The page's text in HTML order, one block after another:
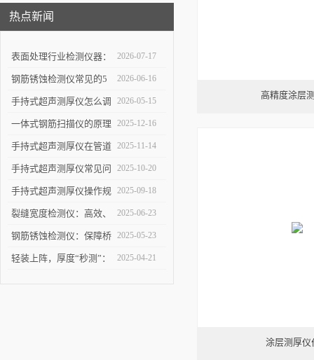
热点新闻
表面处理行业检测仪器：
详解高精度涂层测厚仪的
校准方法与复杂曲面测量
操作技巧
2026-07-17
钢筋锈蚀检测仪常见的5
个使用误区，第3个最容
易踩坑
2026-06-16
手持式超声测厚仪怎么调
参数，出厂设置量程修正
使用教程
2026-05-15
一体式钢筋扫描仪的原理
与优势：快速、无损检测
混凝土中钢筋的科学依据
2025-12-16
手持式超声测厚仪在管道
壁厚检测中的具体应用
2025-11-14
手持式超声测厚仪常见问
题解析：解决数据波动、
探头故障，保障测量结果
可靠
2025-10-20
手持式超声测厚仪操作规
范：测点选择、数据记录
与环境干扰规避要点
2025-09-18
裂缝宽度检测仪：高效、
精准的裂缝检测解决方案
2025-06-23
钢筋锈蚀检测仪：保障桥
梁与建筑安全的智能检测
2025-05-23
轻装上阵，厚度“秒测”： 2025-04-21
高精度涂层
涂层测厚仪